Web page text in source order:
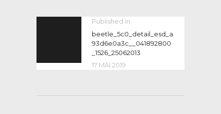
NAVIGATION
L’ARTICLE
Published in
post:
beetle_5c0_detail_esd_a
93d6e0a3c__041892800
_1526_25062013
17 MAI 2019